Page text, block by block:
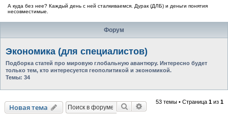
А куда без нее? Каждый день с ней сталкиваемся. Дурак (ДЛБ) и деньги понятия
несовместимые.
Форум
Экономика (для специалистов)
Подборка статей про мировую глобальную авантюру. Интересно будет
только тем, кто интересуется геополитикой и экономикой.
Темы: 34
Новая тема Поиск Расширенный поиск
53 темы • Страница 1 из 1